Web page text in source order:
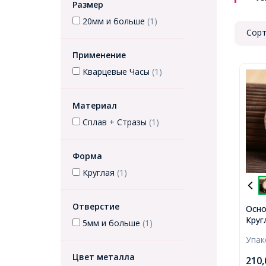
Размер
20мм и больше (1)
Применение
Кварцевые Часы (1)
Материал
Сплав + Стразы (1)
Форма
Круглая (1)
Отверстие
5мм и больше (1)
Цвет металла